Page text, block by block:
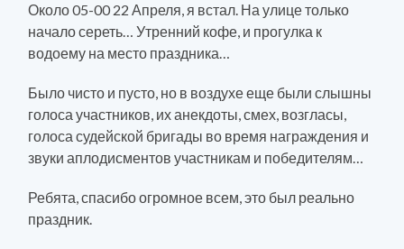
Около 05-00 22 Апреля, я встал. На улице только
начало сереть… Утренний кофе, и прогулка к
водоему на место праздника…
Было чисто и пусто, но в воздухе еще были слышны
голоса участников, их анекдоты, смех, возгласы,
голоса судейской бригады во время награждения и
звуки аплодисментов участникам и победителям…
Ребята, спасибо огромное всем, это был реально
праздник.